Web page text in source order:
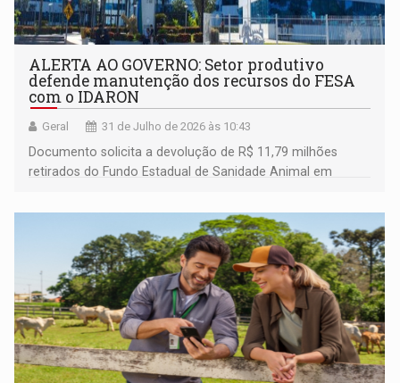
ALERTA AO GOVERNO: Setor produtivo
defende manutenção dos recursos do FESA
com o IDARON
Geral 31 de Julho de 2026 às 10:43
Documento solicita a devolução de R$ 11,79 milhões
retirados do Fundo Estadual de Sanidade Animal em